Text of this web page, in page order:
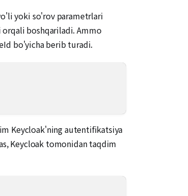
yoki so'rov parametrlari
boshqariladi. Ammo
bo'yicha berib turadi.
Keycloak'ning autentifikatsiya
Keycloak tomonidan taqdim